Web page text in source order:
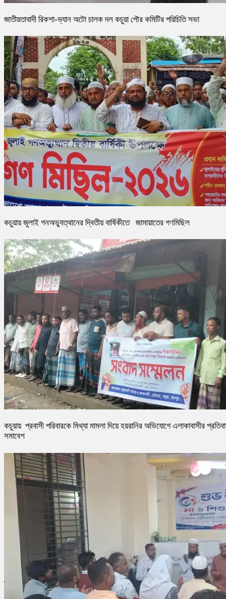
জাতীয়তাবাদী রিকশা-ভ্যান অটো চালক দল কচুয়া পৌর কমিটির পরিচিতি সভা
কচুয়ায় জুলাই গনঅভ্যুত্থানের দ্বিতীয় বার্ষিকীতে জামায়াতের গণমিছিল
কচুয়ায় প্রবাসী পরিবারকে মিথ্যা মামলা দিয়ে হয়রানির অভিযোগে এলাকাবাসীর
সমাবেশ